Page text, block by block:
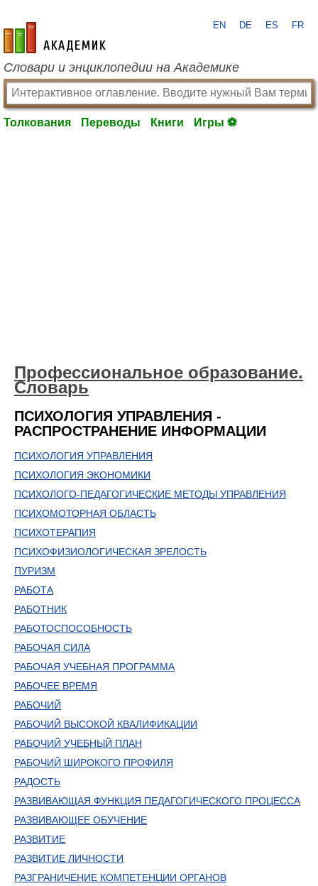
academic.ru
EN DE ES FR
Словари и энциклопедии на Академике
Толкования Переводы Книги Игры ⚽
Профессиональное образование.
Словарь
ПСИХОЛОГИЯ УПРАВЛЕНИЯ -
РАСПРОСТРАНЕНИЕ ИНФОРМАЦИИ
ПСИХОЛОГИЯ УПРАВЛЕНИЯ
ПСИХОЛОГИЯ ЭКОНОМИКИ
ПСИХОЛОГО-ПЕДАГОГИЧЕСКИЕ МЕТОДЫ УПРАВЛЕНИЯ
ПСИХОМОТОРНАЯ ОБЛАСТЬ
ПСИХОТЕРАПИЯ
ПСИХОФИЗИОЛОГИЧЕСКАЯ ЗРЕЛОСТЬ
ПУРИЗМ
РАБОТА
РАБОТНИК
РАБОТОСПОСОБНОСТЬ
РАБОЧАЯ СИЛА
РАБОЧАЯ УЧЕБНАЯ ПРОГРАММА
РАБОЧЕЕ ВРЕМЯ
РАБОЧИЙ
РАБОЧИЙ ВЫСОКОЙ КВАЛИФИКАЦИИ
РАБОЧИЙ УЧЕБНЫЙ ПЛАН
РАБОЧИЙ ШИРОКОГО ПРОФИЛЯ
РАДОСТЬ
РАЗВИВАЮЩАЯ ФУНКЦИЯ ПЕДАГОГИЧЕСКОГО ПРОЦЕССА
РАЗВИВАЮЩЕЕ ОБУЧЕНИЕ
РАЗВИТИЕ
РАЗВИТИЕ ЛИЧНОСТИ
РАЗГРАНИЧЕНИЕ КОМПЕТЕНЦИИ ОРГАНОВ